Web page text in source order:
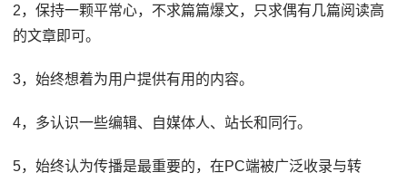
2，保持一颗平常心，不求篇篇爆文，只求偶有几篇阅读高
的文章即可。
3，始终想着为用户提供有用的内容。
4，多认识一些编辑、自媒体人、站长和同行。
5，始终认为传播是最重要的，在PC端被广泛收录与转